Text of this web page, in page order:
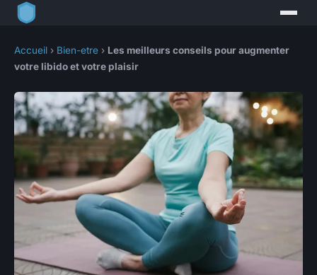
Accueil › Bien-etre › Les meilleurs conseils pour augmenter
votre libido et votre plaisir